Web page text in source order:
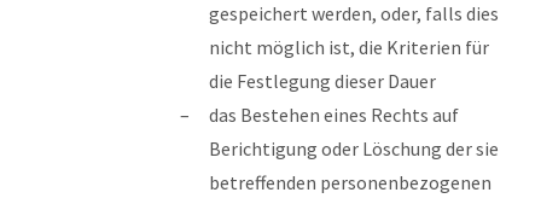
gespeichert werden, oder, falls dies
nicht möglich ist, die Kriterien für
die Festlegung dieser Dauer
das Bestehen eines Rechts auf
Berichtigung oder Löschung der sie
betreffenden personenbezogenen